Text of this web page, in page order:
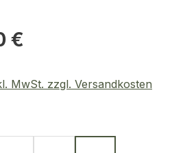
€
MwSt. zzgl. Versandkosten